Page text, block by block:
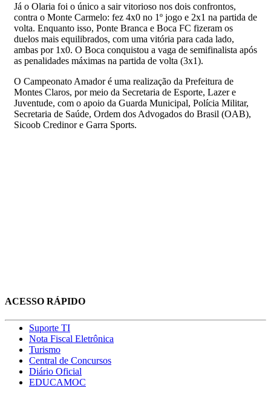
Já o Olaria foi o único a sair vitorioso nos dois confrontos,
contra o Monte Carmelo: fez 4x0 no 1º jogo e 2x1 na partida de
volta. Enquanto isso, Ponte Branca e Boca FC fizeram os
duelos mais equilibrados, com uma vitória para cada lado,
ambas por 1x0. O Boca conquistou a vaga de semifinalista após
as penalidades máximas na partida de volta (3x1).
O Campeonato Amador é uma realização da Prefeitura de
Montes Claros, por meio da Secretaria de Esporte, Lazer e
Juventude, com o apoio da Guarda Municipal, Polícia Militar,
Secretaria de Saúde, Ordem dos Advogados do Brasil (OAB),
Sicoob Credinor e Garra Sports.
ACESSO RÁPIDO
Suporte TI
Nota Fiscal Eletrônica
Turismo
Central de Concursos
Diário Oficial
EDUCAMOC